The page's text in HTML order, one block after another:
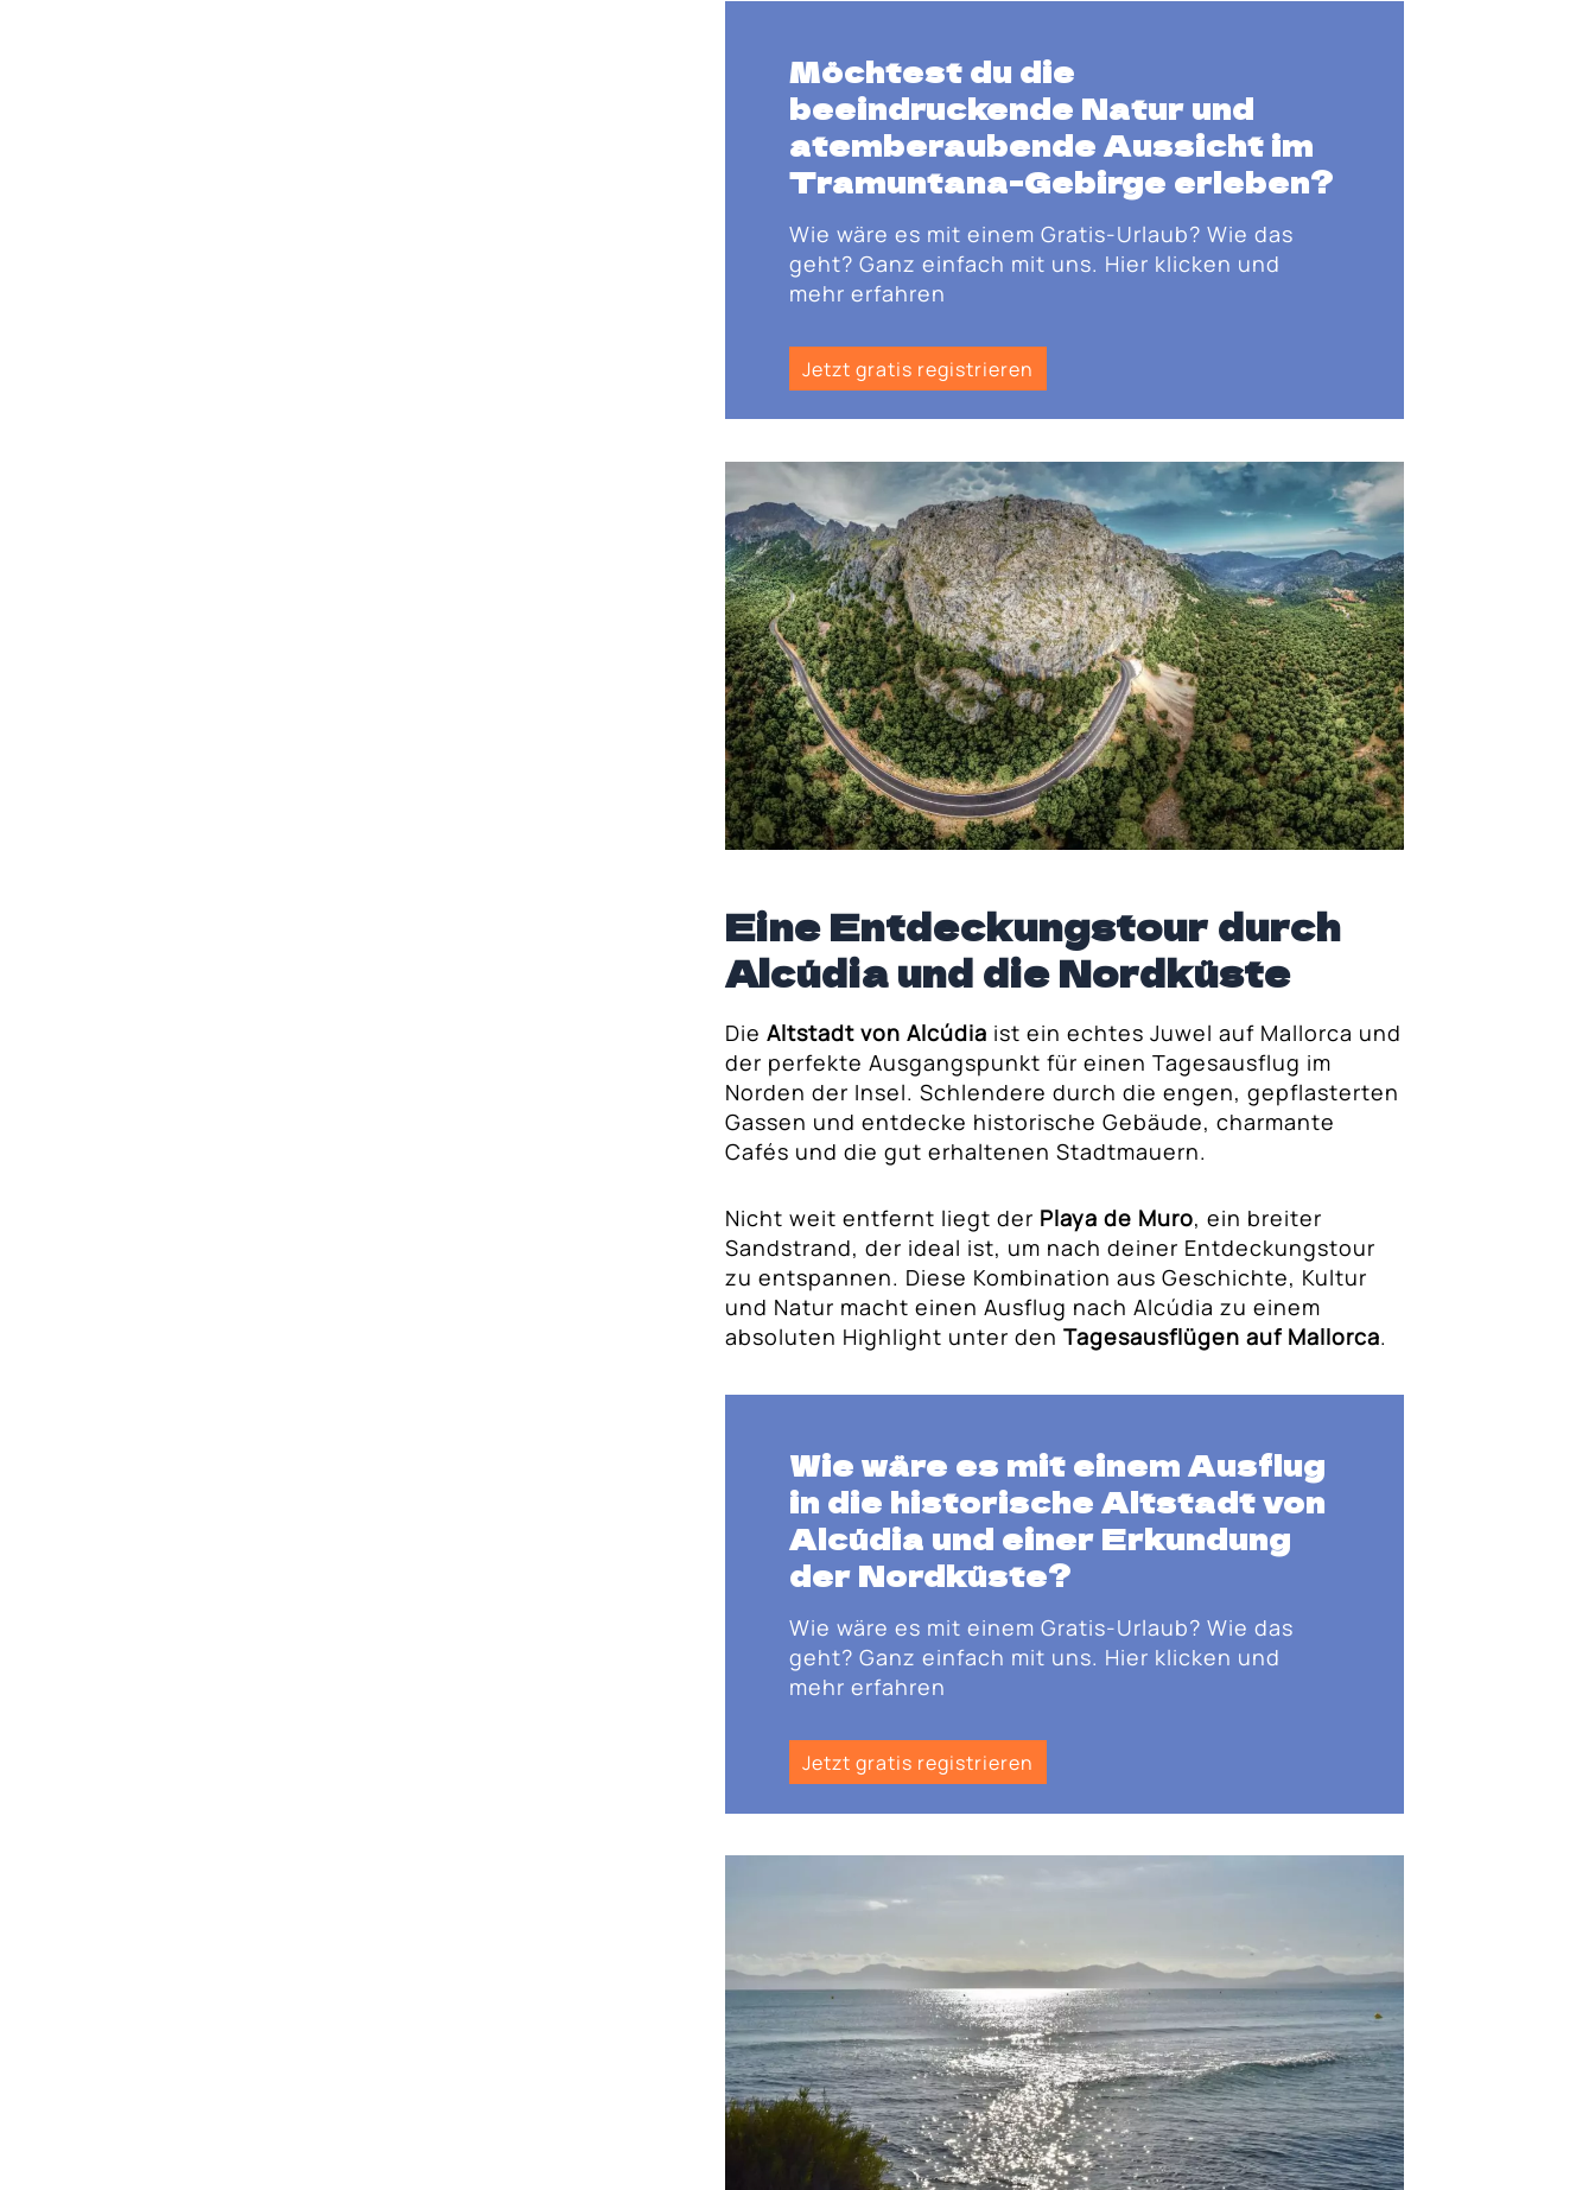
Möchtest du die
beeindruckende Natur und
atemberaubende Aussicht im
Tramuntana-Gebirge erleben?
Wie wäre es mit einem Gratis-Urlaub? Wie das
geht? Ganz einfach mit uns. Hier klicken und
mehr erfahren
Jetzt gratis registrieren
Eine Entdeckungstour durch
Alcúdia und die Nordküste
DieAltstadt von Alcúdia ist ein echtes Juwel auf Mallorca und
der perfekte Ausgangspunkt für einen Tagesausflug im
Norden der Insel. Schlendere durch die engen, gepflasterten
Gassen und entdecke historische Gebäude, charmante
Cafés und die gut erhaltenen Stadtmauern.
Nicht weit entfernt liegt der Playa de Muro, ein breiter
Sandstrand, der ideal ist, um nach deiner Entdeckungstour
zu entspannen. Diese Kombination aus Geschichte, Kultur
und Natur macht einen Ausflug nach Alcúdia zu einem
absoluten Highlight unter denTagesausflügen auf Mallorca.
Wie wäre es mit einem Ausflug
in die historische Altstadt von
Alcúdia und einer Erkundung
der Nordküste?
Wie wäre es mit einem Gratis-Urlaub? Wie das
geht? Ganz einfach mit uns. Hier klicken und
mehr erfahren
Jetzt gratis registrieren